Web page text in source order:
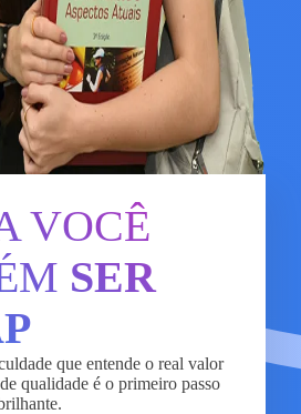
VOCÊ
SER
que entende o real valor
qualidade é o primeiro passo